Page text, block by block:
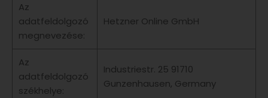
Az
adatfeldolgozó
megnevezése:
Hetzner Online GmbH
Az
adatfeldolgozó
székhelye:
Industriestr. 25 91710
Gunzenhausen, Germany